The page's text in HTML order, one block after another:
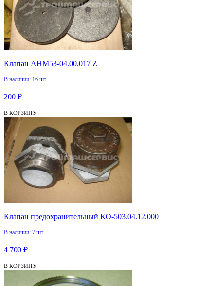
Клапан АНМ53-04.00.017 Z
В наличии: 16 шт
200 ₽
В КОРЗИНУ
Клапан предохранительный КО-503.04.12.000
В наличии: 7 шт
4 700 ₽
В КОРЗИНУ